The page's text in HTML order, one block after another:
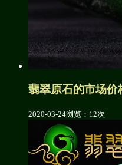
翡翠原石的市场价
2020-03-24浏览：12次